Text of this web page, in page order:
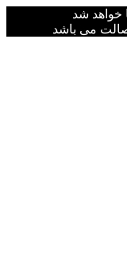
خواهد شد
می باشد